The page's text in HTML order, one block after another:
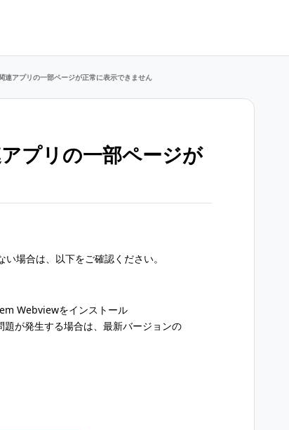
連アプリの一部ページが正常に表示できません
プリの一部ページが
場合は、以下をご確認ください。
Webviewをインストール
が発生する場合は、最新バージョンの